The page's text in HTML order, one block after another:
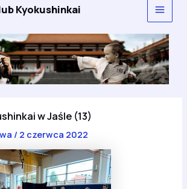
Kyokushinkai
Main
w Jaśle (13)
/ 2 czerwca 2022